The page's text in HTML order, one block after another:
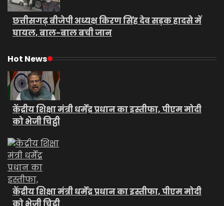
छत्तीसगढ़ बीजेपी अध्यक्ष किरण सिंह देव सड़क हादसे में
घायल, बाल-बाल बची जान
Hot News
केंद्रीय शिक्षा मंत्री धर्मेंद्र प्रधान का इस्तीफा, पीएम मोदी
को भेजी चिट्ठी
केंद्रीय शिक्षा मंत्री धर्मेंद्र प्रधान का इस्तीफा, पीएम मोदी